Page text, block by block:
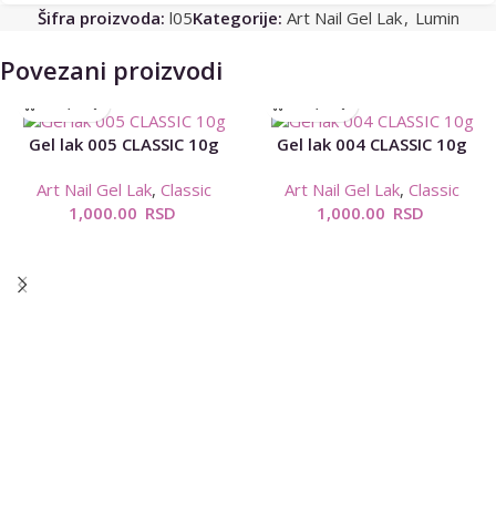
Šifra proizvoda: l05Kategorije: Art Nail Gel Lak, Lumin
Povezani proizvodi
Gel lak 005 CLASSIC 10g
Art Nail Gel Lak, Classic
1,000.00 RSD
Gel lak 004 CLASSIC 10g
Art Nail Gel Lak, Classic
1,000.00 RSD